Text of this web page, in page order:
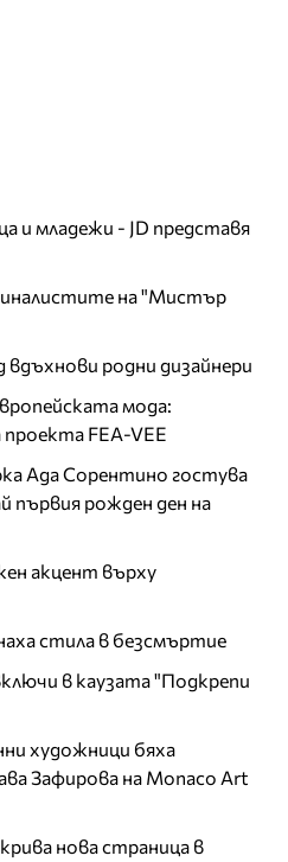
и младежи - JD представя
на "Мистър
вдъхнови родни дизайнери
мода:
FEA-VEE
Ада Сорентино гостува
първия рожден ден на
акцент върху
стила в безсмъртие
в каузата "Подкрепи
художници бяха
Зафирова на Monaco Art
нова страница в